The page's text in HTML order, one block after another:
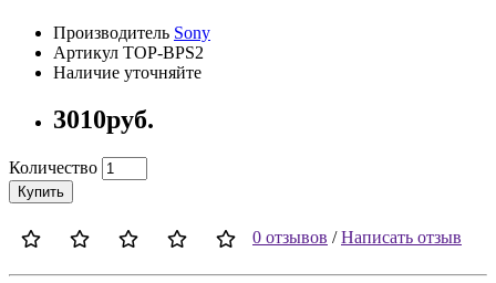
Производитель Sony
Артикул TOP-BPS2
Наличие уточняйте
3010руб.
Количество
Купить
0 отзывов /Написать отзыв